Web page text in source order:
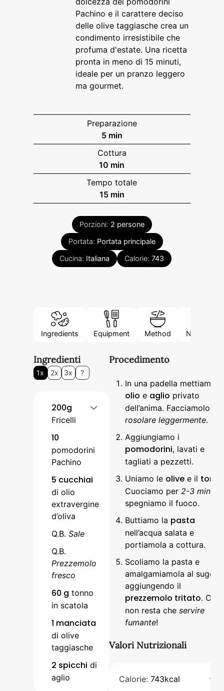
Pachino e il carattere deciso
delle olive taggiasche crea un
condimento irresistibile che
profuma d'estate. Una ricetta
pronta in meno di 15 minuti,
ideale per un pranzo leggero
ma gourmet.
Preparazione
5minuti
min
Cottura
10 minuti
min
Tempo totale
15minuti
min
Porzioni: 2 persone
Portata: Portata principale
Cucina: Italiana Calorie:743
Ingredients Equipment Method Nutrition
Ingredienti
1x 2x 3x ?
200g
Fricelli
10
pomodorini
Pachino
5 cucchiai
di olio
extravergine
d’oliva
Q.B. Sale
Q.B.
Prezzemolo
fresco
60 g tonno
in scatola
1 manciata
di olive
taggiasche
2 spicchi di
aglio
Procedimento
In una padella mettiamo
olio e aglio privato
dell’anima. Facciamolo
rosolare leggermente.
Aggiungiamo i
pomodorini, lavati e
tagliati a pezzetti.
Uniamo le olivee il
Cuociamo per 2-3 minuti
spegniamo il fuoco.
Buttiamo la pasta
nell’acqua salata e
portiamola a cottura.
Scoliamo la pasta e
amalgamiamola al sugo,
aggiungendo il
prezzemolo tritato. Ora
non resta che servire
fumante!
Valori Nutrizionali
Calorie: 743kcal